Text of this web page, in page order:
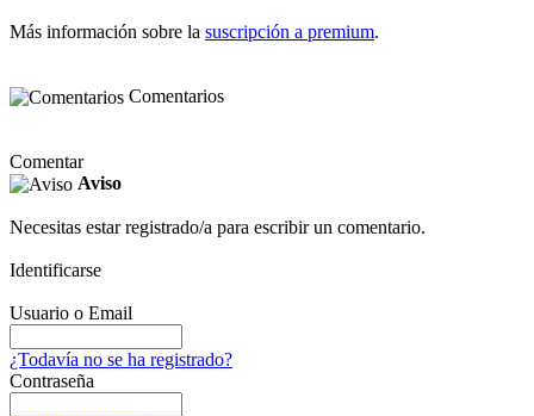
Más información sobre la suscripción a premium.
Comentarios
Comentar
Aviso
Necesitas estar registrado/a para escribir un comentario.
Identificarse
Usuario o Email
¿Todavía no se ha registrado?
Contraseña